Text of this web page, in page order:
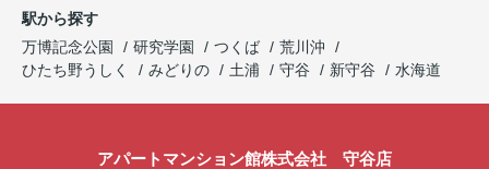
駅から探す
万博記念公園
研究学園 つくば
荒川沖
ひたち野うしく
みどりの 土浦 守谷 新守谷 水海道
アパートマンション館株式会社 守谷店